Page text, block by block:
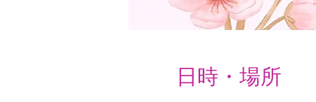
日時・場所